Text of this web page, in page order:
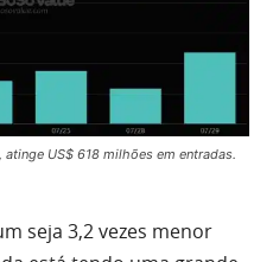
atinge US$ 618 milhões em entradas.
seja 3,2 vezes menor